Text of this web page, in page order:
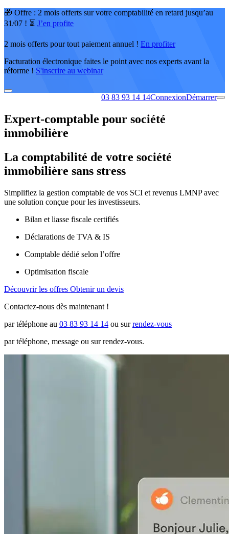
🎁 Offre : 2 mois offerts sur votre comptabilité en retard jusqu’au
31/07 ! ⏳ J’en profite
2 mois offerts pour tout paiement annuel ! En profiter
Facturation électronique faites le point avec nos experts avant la
réforme ! S'inscrire au webinar
03 83 93 14 14ConnexionDémarrer
Expert-comptable pour société
immobilière
La comptabilité de votre société
immobilière sans stress
Simplifiez la gestion comptable de vos SCI et revenus LMNP avec
une solution conçue pour les investisseurs.
Bilan et liasse fiscale certifiés
Déclarations de TVA & IS
Comptable dédié selon l’offre
Optimisation fiscale
Découvrir les offres Obtenir un devis
Contactez-nous dès maintenant !
par téléphone au 03 83 93 14 14 ou surrendez-vous
par téléphone, message ou sur rendez-vous.